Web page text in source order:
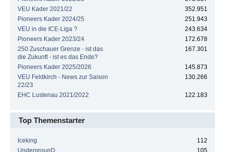
VEU Kader 2021/22
352.951
Pioneers Kader 2024/25
251.943
VEU in die ICE-Liga ?
243.634
Pioneers Kader 2023/24
172.678
250 Zuschauer Grenze - ist das
die Zukunft - ist es das Ende?
167.301
Pioneers Kader 2025/2026
145.873
VEU Feldkirch - News zur Saison
22/23
130.266
EHC Lustenau 2021/2022 122.183
Top Themenstarter
Iceking
112
UndergrounD
105